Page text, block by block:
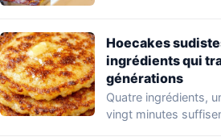
Hoecakes
ingrédients qui
générations
Quatre ingrédients,
vingt minutes